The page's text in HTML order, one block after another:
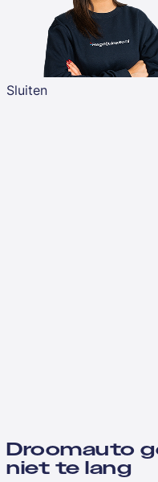
Sluiten
Droomauto
niet te lang